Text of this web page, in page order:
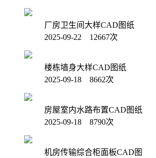
厂房卫生间大样CAD图纸
2025-09-22 12667次
楼栋墙身大样CAD图纸
2025-09-18 8662次
房屋室内水路布置CAD图纸
2025-09-18 8790次
机房传输综合柜面板CAD图